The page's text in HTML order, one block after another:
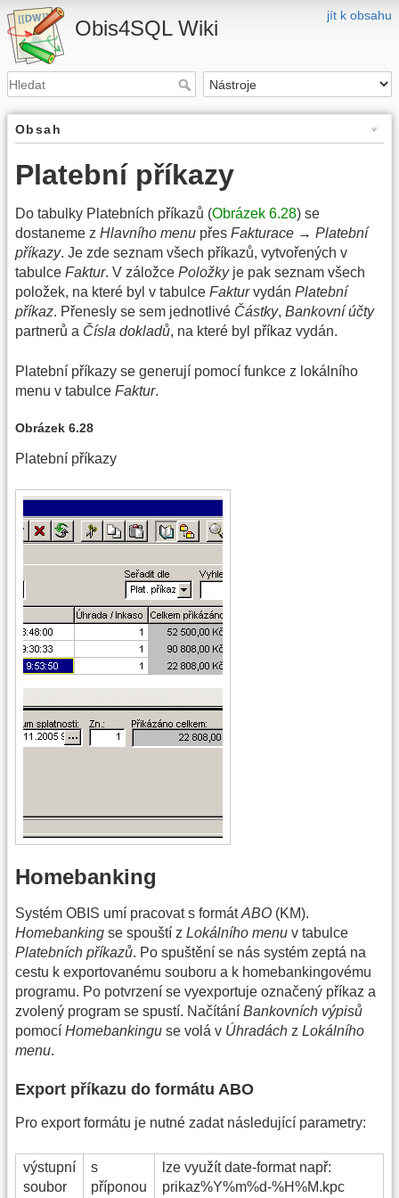
jít k obsahu
Obis4SQL Wiki
Obsah
Platební příkazy
Do tabulky Platebních příkazů (Obrázek 6.28) se
dostaneme z Hlavního menu přes Fakturace → Platební
příkazy. Je zde seznam všech příkazů, vytvořených v
tabulce Faktur. V záložce Položkyje pak seznam všech
položek, na které byl v tabulce Fakturvydán Platební
příkaz. Přenesly se sem jednotlivé Částky, Bankovní účty
partnerů a Čísla dokladů, na které byl příkaz vydán.
Platební příkazy se generují pomocí funkce z lokálního
menu v tabulce Faktur.
Obrázek 6.28
Platební příkazy
Homebanking
Systém OBIS umí pracovat s formátABO (KM).
Homebanking se spouští z Lokálního menu v tabulce
Platebních příkazů. Po spuštění se nás systém zeptá na
cestu k exportovanému souboru a k homebankingovému
programu. Po potvrzení se vyexportuje označený příkaz a
zvolený program se spustí. Načítání Bankovních výpisů
pomocí Homebankingu se volá v Úhradách z Lokálního
menu.
Export příkazu do formátu ABO
Pro export formátu je nutné zadat následující parametry:
výstupní
soubor
s
příponou
lze využít date-format např:
prikaz%Y%m%d-%H%M.kpc